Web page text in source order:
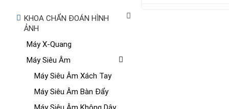
KHOA CHẨN ĐOÁN HÌNH
ẢNH
Máy X-Quang
Máy Siêu Âm
Máy Siêu Âm Xách Tay
Máy Siêu Âm Bàn Đẩy
Máy Siêu Âm Không Dây